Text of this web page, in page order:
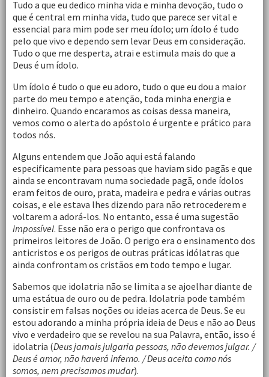
Tudo a que eu dedico minha vida e minha devoção, tudo o
que é central em minha vida, tudo que parece ser vital e
essencial para mim pode ser meu ídolo; um ídolo é tudo
pelo que vivo e dependo sem levar Deus em consideração.
Tudo o que me desperta, atrai e estimula mais do que a
Deus é um ídolo.
Um ídolo é tudo o que eu adoro, tudo o que eu dou a maior
parte do meu tempo e atenção, toda minha energia e
dinheiro. Quando encaramos as coisas dessa maneira,
vemos como o alerta do apóstolo é urgente e prático para
todos nós.
Alguns entendem que João aqui está falando
especificamente para pessoas que haviam sido pagãs e que
ainda se encontravam numa sociedade pagã, onde ídolos
eram feitos de ouro, prata, madeira e pedra e várias outras
coisas, e ele estava lhes dizendo para não retrocederem e
voltarem a adorá-los. No entanto, essa é uma sugestão
impossível. Esse não era o perigo que confrontava os
primeiros leitores de João. O perigo era o ensinamento dos
anticristos e os perigos de outras práticas idólatras que
ainda confrontam os cristãos em todo tempo e lugar.
Sabemos que idolatria não se limita a se ajoelhar diante de
uma estátua de ouro ou de pedra. Idolatria pode também
consistir em falsas noções ou ideias acerca de Deus. Se eu
estou adorando a minha própria ideia de Deus e não ao Deus
vivo e verdadeiro que se revelou na sua Palavra, então, isso é
idolatria (Deus jamais julgaria pessoas, não devemos julgar. /
Deus é amor, não haverá inferno. / Deus aceita como nós
somos, nem precisamos mudar).